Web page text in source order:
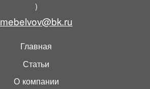
)
mebelvov@bk.ru
Главная
Статьи
О компании